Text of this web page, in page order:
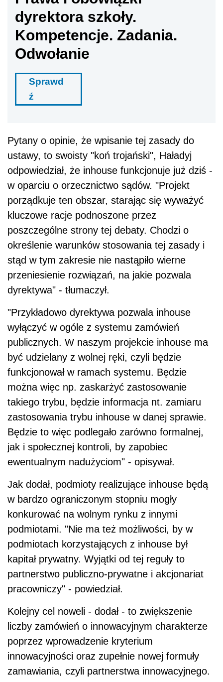
dyrektora szkoły.
Kompetencje. Zadania.
Odwołanie
Sprawd
ź
Pytany o opinie, że wpisanie tej zasady do
ustawy, to swoisty "koń trojański", Haładyj
odpowiedział, że inhouse funkcjonuje już dziś -
w oparciu o orzecznictwo sądów. "Projekt
porządkuje ten obszar, starając się wyważyć
kluczowe racje podnoszone przez
poszczególne strony tej debaty. Chodzi o
określenie warunków stosowania tej zasady i
stąd w tym zakresie nie nastąpiło wierne
przeniesienie rozwiązań, na jakie pozwala
dyrektywa" - tłumaczył.
"Przykładowo dyrektywa pozwala inhouse
wyłączyć w ogóle z systemu zamówień
publicznych. W naszym projekcie inhouse ma
być udzielany z wolnej ręki, czyli będzie
funkcjonował w ramach systemu. Będzie
można więc np. zaskarżyć zastosowanie
takiego trybu, będzie informacja nt. zamiaru
zastosowania trybu inhouse w danej sprawie.
Będzie to więc podlegało zarówno formalnej,
jak i społecznej kontroli, by zapobiec
ewentualnym nadużyciom" - opisywał.
Jak dodał, podmioty realizujące inhouse będą
w bardzo ograniczonym stopniu mogły
konkurować na wolnym rynku z innymi
podmiotami. "Nie ma też możliwości, by w
podmiotach korzystających z inhouse był
kapitał prywatny. Wyjątki od tej reguły to
partnerstwo publiczno-prywatne i akcjonariat
pracowniczy" - powiedział.
Kolejny cel noweli - dodał - to zwiększenie
liczby zamówień o innowacyjnym charakterze
poprzez wprowadzenie kryterium
innowacyjności oraz zupełnie nowej formuły
zamawiania, czyli partnerstwa innowacyjnego.